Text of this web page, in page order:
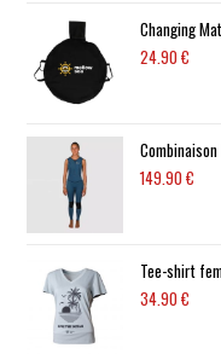
Changing Mat
24.90€
149.90€
Tee-shirt
34.90€